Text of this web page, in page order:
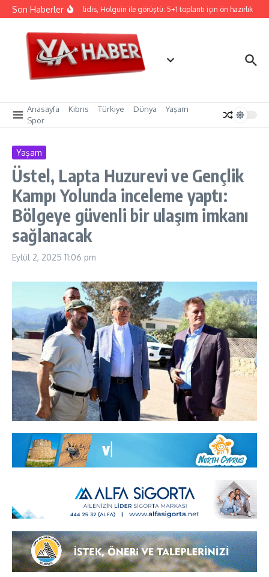
İçeriğe atla
Son HaberlerHristodulidis, Holguin ile görüştü: 5+1 toplantı için ön hazırlık
Anasayfa Kıbrıs Türkiye Dünya
Yaşam
Spor
Yaşam
Üstel, Lapta Huzurevi ve Gençlik
Kampı Yolunda inceleme yaptı:
Bölgeye güvenli bir ulaşım imkanı
sağlanacak
Eylül 2, 2025 11:06 pm